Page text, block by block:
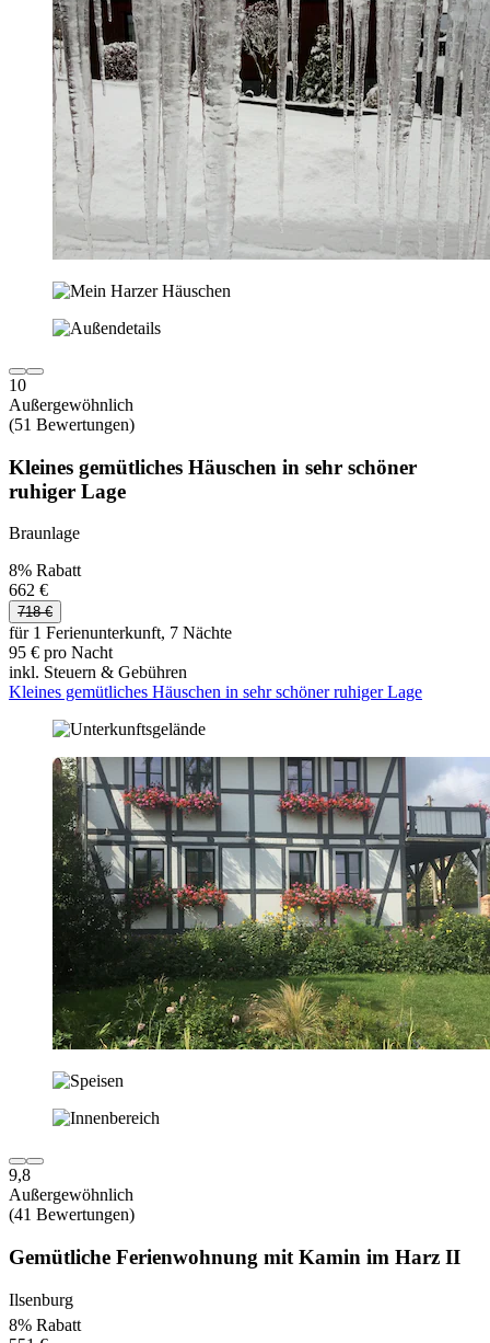
10
Außergewöhnlich
(51 Bewertungen)
Kleines gemütliches Häuschen in sehr schöner
ruhiger Lage
Braunlage
8% Rabatt
662 €
718 €
für 1 Ferienunterkunft, 7 Nächte
95 € pro Nacht
inkl. Steuern & Gebühren
Kleines gemütliches Häuschen in sehr schöner ruhiger Lage
9,8
Außergewöhnlich
(41 Bewertungen)
Gemütliche Ferienwohnung mit Kamin im Harz II
Ilsenburg
8% Rabatt